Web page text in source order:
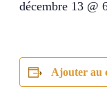
décembre 13 @
Ajouter au